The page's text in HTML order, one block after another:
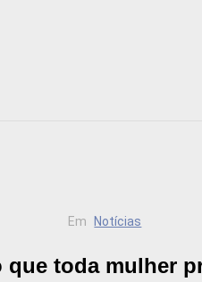
Em Notícias
toda mulher